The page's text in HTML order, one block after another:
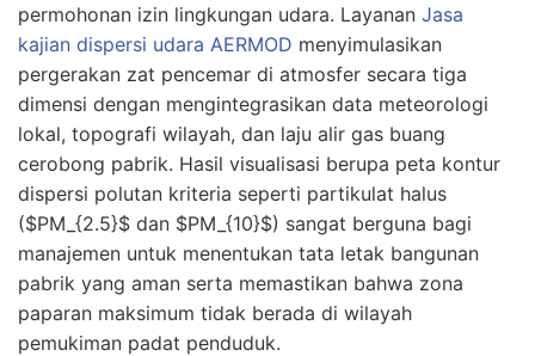
permohonan izin lingkungan udara. Layanan Jasa
kajian dispersi udara AERMOD menyimulasikan
pergerakan zat pencemar di atmosfer secara tiga
dimensi dengan mengintegrasikan data meteorologi
lokal, topografi wilayah, dan laju alir gas buang
cerobong pabrik. Hasil visualisasi berupa peta kontur
dispersi polutan kriteria seperti partikulat halus
($PM_{2.5}$ dan $PM_{10}$) sangat berguna bagi
manajemen untuk menentukan tata letak bangunan
pabrik yang aman serta memastikan bahwa zona
paparan maksimum tidak berada di wilayah
pemukiman padat penduduk.